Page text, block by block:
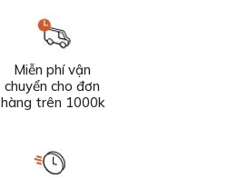
Miễn phí vận
chuyển cho đơn
hàng trên 1000k